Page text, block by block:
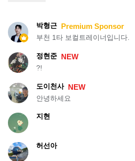
박형근 Premium Sponsor
부천 1타 보컬트레이너입니다.
정현준 NEW
?!
도이천사 NEW
안녕하세요
지현
허선아